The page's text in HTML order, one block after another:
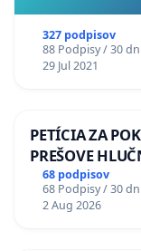
327 podpisov
88 Podpisy / 30
29 Jul 2021
PETÍCIA ZA
PREŠOVE
LEN OD 9.00
TÝŽDEŇ CIEĽ
KONTROLA
68 podpisov
68 Podpisy / 30
2 Aug 2026